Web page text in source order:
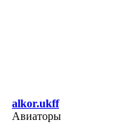
alkor.ukff
Авиаторы